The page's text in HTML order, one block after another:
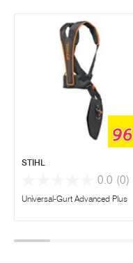
96
STIHL
0.0 (0)
Universal-Gurt Advanced Plus